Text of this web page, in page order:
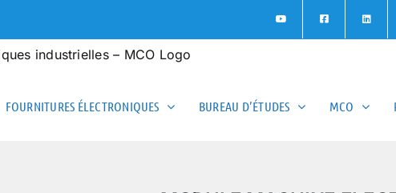
FOURNITURES ÉLECTRONIQUES BUREAU D’ÉTUDES MCO